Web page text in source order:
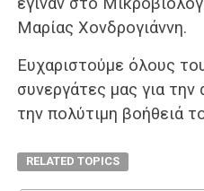
Μαρίας Χονδρογιάννη.
Ευχαριστούμε όλους
συνεργάτες μας για την
την πολύτιμη βοήθειά
RELATED TOPICS